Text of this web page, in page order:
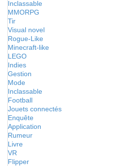
Inclassable
MMORPG
Tir
Visual novel
Rogue-Like
Minecraft-like
LEGO
Indies
Gestion
Mode
Inclassable
Football
Jouets connectés
Enquête
Application
Rumeur
Livre
VR
Flipper